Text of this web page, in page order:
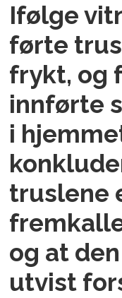
Ifølge
førte
frykt, og
innførte
i
truslene
og at
utvist